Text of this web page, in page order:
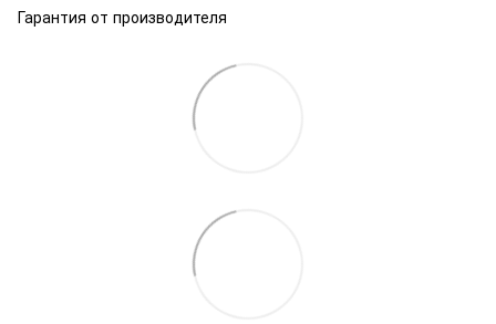
Гарантия от производителя